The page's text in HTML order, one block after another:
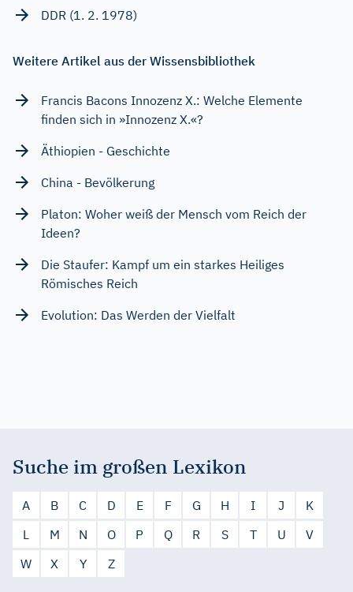
DDR (1. 2. 1978)
Weitere Artikel aus der Wissensbibliothek
Francis Bacons Innozenz X.: Welche Elemente
finden sich in »Innozenz X.«?
Äthiopien - Geschichte
China - Bevölkerung
Platon: Woher weiß der Mensch vom Reich der
Ideen?
Die Staufer: Kampf um ein starkes Heiliges
Römisches Reich
Evolution: Das Werden der Vielfalt
Suche im großen Lexikon
A B C D E F G H I J
K
L
M N O P Q R S T U
V
W
X Y Z